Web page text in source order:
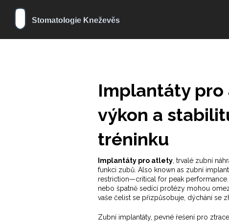
Implantáty pro
výkon a
tréninku
Implantáty pro atlety, trvalé zubní
funkci zubů. Also known as zubní
restriction—critical for peak performance.
nebo špatně sedící protézy mohou
vaše čelist se přizpůsobuje, dýchání se
Zubní implantáty, pevné řešení pro